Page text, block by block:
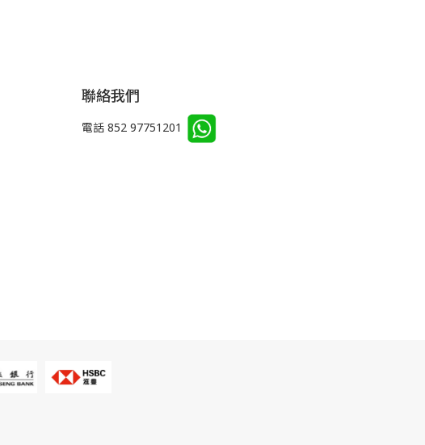
聯絡我們
電話 852 97751201